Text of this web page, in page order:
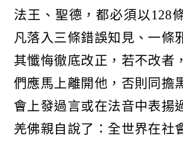
法王、聖德，都必須以128
凡落入三條錯誤知見、一條
其懺悔徹底改正，若不改者
們應馬上離開他，否則同擔
會上發過言或在法音中表揚
羌佛親自說了：全世界在社